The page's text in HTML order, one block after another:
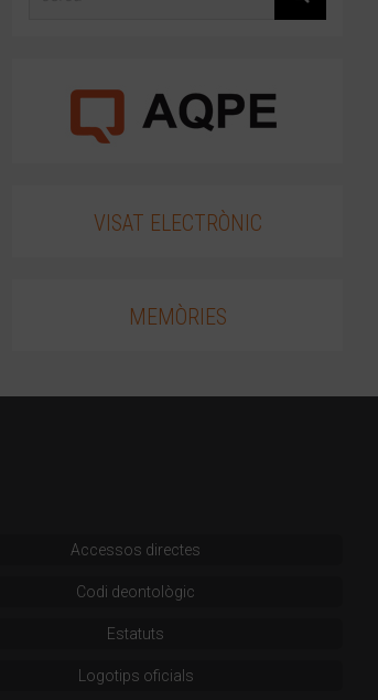
VISAT ELECTRÒNIC
MEMÒRIES
Accessos directes
Codi deontològic
Estatuts
Logotips oficials